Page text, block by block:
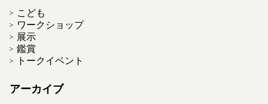
こども
ワークショップ
展示
鑑賞
トークイベント
アーカイブ